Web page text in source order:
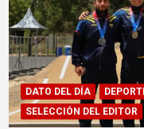
DATO DEL DÍA
SELECCIÓN DEL EDITOR